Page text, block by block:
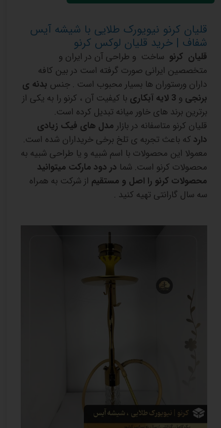
قلیان کرنو نیویورک طلایی با شیشه آیس
شفاف | خرید قلیان لوکس کرنو
قلیان کرنو ساخت و طراحی آن در ایران و
متخصصین ایرانی صورت گرفته است در بین کافه
داران ورستوران ها بسیار محبوب است . جنس بدنه ی
برنجی و
با کیفیت آن ، کرنو را به یکی از
برترین برند های خاور میانه تبدیل کرده است.
قلیان کرنو متاسفانه در بازار مدل های فیک زیادی
داردکه باعث تجربه ی تلخ برخی خریداران شده است.
معمولا این محصولات با اسم شبیه و یا طراحی شبیه به
محصولات کرنو است. شما در دود مارکت میتوانید
محصولات کرنو را اصل و مستقیم از شرکت به همراه
سه سال گارانتی تهیه کنید .